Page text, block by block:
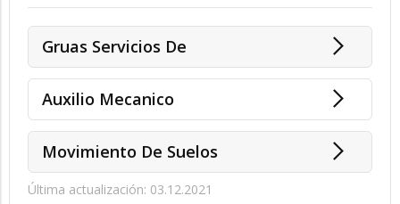
Gruas Servicios De
Auxilio Mecanico
Movimiento De Suelos
Última actualización: 03.12.2021